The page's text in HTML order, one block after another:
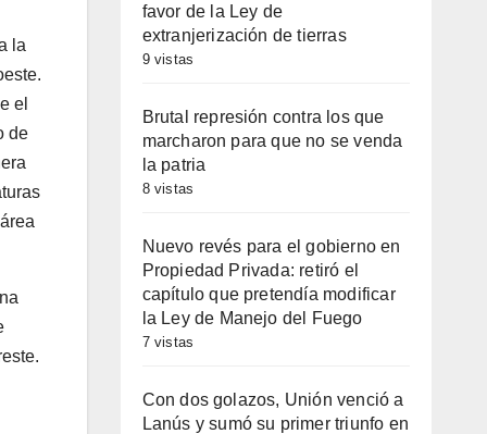
la
el
de
favor de la Ley de
extranjerización de tierras
9 vistas
Brutal represión contra los que
marcharon para que no se venda
la patria
8 vistas
Nuevo revés para el gobierno en
Propiedad Privada: retiró el
capítulo que pretendía modificar
la Ley de Manejo del Fuego
7 vistas
Con dos golazos, Unión venció a
Lanús y sumó su primer triunfo en